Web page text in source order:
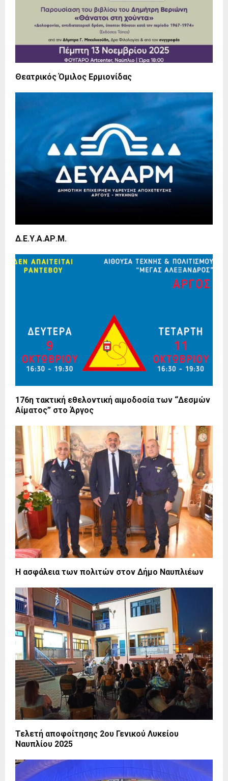
Θεατρικός Όμιλος Ερμιονίδας
Δ.Ε.Υ.Α.ΑΡ.Μ.
176η τακτική εθελοντική αιμοδοσία των “Δεσμών
Αίματος” στο Άργος
Η ασφάλεια των πολιτών στον Δήμο Ναυπλιέων
Τελετή αποφοίτησης 2ου Γενικού Λυκείου
Ναυπλίου 2025